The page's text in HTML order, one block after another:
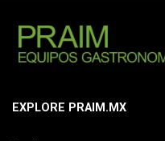
EXPLORE PRAIM.MX